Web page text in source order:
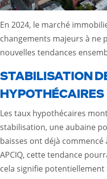
En 2024, le marché
changements majeurs à ne
nouvelles tendances
STABILISATION
HYPOTHÉCAIRES
Les taux hypothécaires
stabilisation, une aubaine
baisses ont déjà commencé
APCIQ, cette tendance
cela signifie